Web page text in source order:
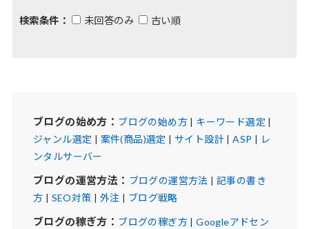
検索条件： 未回答のみ 古い順
ブログの始め方： ブログの始め方| キーワード選定 |
ジャンル選定 | 案件(商品)選定 | サイト設計|ASP | レ
ンタルサーバー
ブログの運営方法： ブログの運営方法 | 記事の書き
方 | SEO対策 | 外注 | ブログ戦略
ブログの稼ぎ方： ブログの稼ぎ方|Googleアドセン